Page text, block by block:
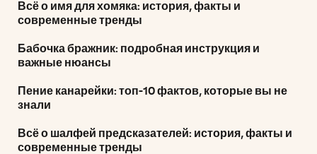
Всё о имя для хомяка: история, факты и
современные тренды
Бабочка бражник: подробная инструкция и
важные нюансы
Пение канарейки: топ-10 фактов, которые вы не
знали
Всё о шалфей предсказателей: история, факты и
современные тренды